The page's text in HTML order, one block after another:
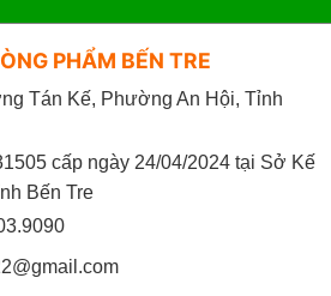
0869.03.9090
PHẨM BẾN TRE
Tán Kế, Phường An Hội, Tỉnh
cấp ngày 24/04/2024 tại Sở Kế
Bến Tre